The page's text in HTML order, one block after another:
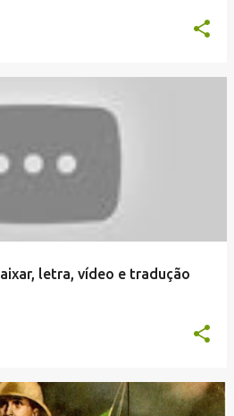
letra, vídeo e tradução